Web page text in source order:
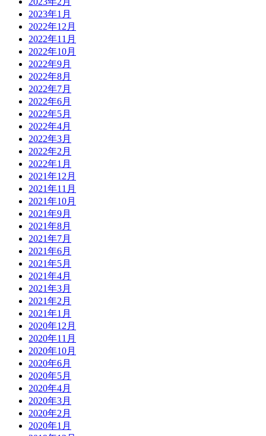
2023年1月
2022年12月
2022年11月
2022年10月
2022年9月
2022年8月
2022年7月
2022年6月
2022年5月
2022年4月
2022年3月
2022年2月
2022年1月
2021年12月
2021年11月
2021年10月
2021年9月
2021年8月
2021年7月
2021年6月
2021年5月
2021年4月
2021年3月
2021年2月
2021年1月
2020年12月
2020年11月
2020年10月
2020年6月
2020年5月
2020年4月
2020年3月
2020年2月
2020年1月